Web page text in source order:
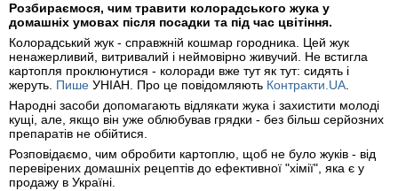
Розбираємося, чим травити колорадського жука у
домашніх умовах після посадки та під час цвітіння.
Колорадський жук - справжній кошмар городника. Цей жук
ненажерливий, витривалий і неймовірно живучий. Не встигла
картопля проклюнутися - колоради вже тут як тут: сидять і
жеруть. Пише УНІАН. Про це повідомляють Контракти.UA
Народні засоби допомагають відлякати жука і захистити молоді
кущі, але, якщо він уже облюбував грядки - без більш серйозних
препаратів не обійтися.
Розповідаємо, чим обробити картоплю, щоб не було жуків - від
перевірених домашніх рецептів до ефективної "хімії", яка є у
продажу в Україні.